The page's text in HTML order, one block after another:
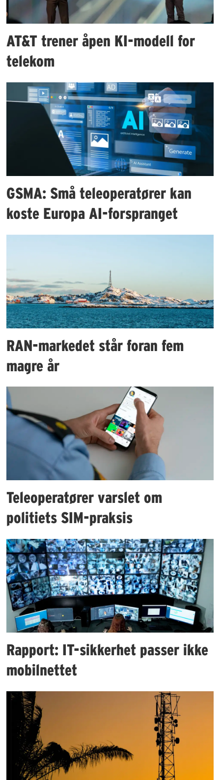
AT&T trener åpen KI-modell for
telekom
GSMA: Små teleoperatører kan
koste Europa AI-forspranget
RAN-markedet står foran fem
magre år
Teleoperatører varslet om
politiets SIM-praksis
Rapport: IT-sikkerhet passer ikke
mobilnettet